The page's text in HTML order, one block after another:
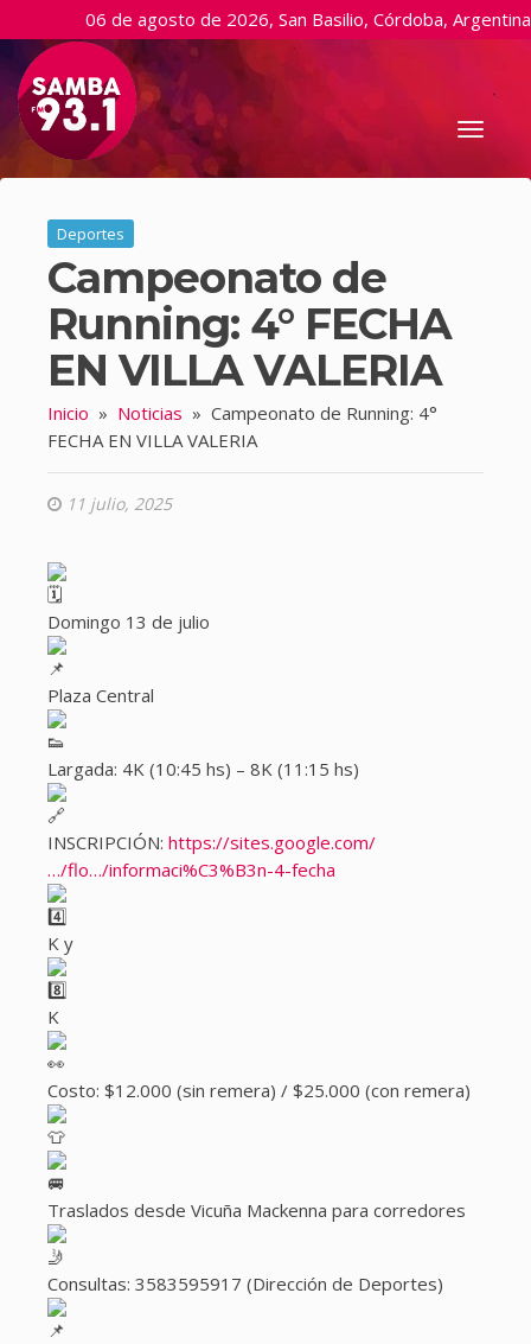
06 de agosto de 2026, San Basilio, Córdoba, Argentina
Deportes
Campeonato de
Running: 4° FECHA
EN VILLA VALERIA
Inicio » Noticias » Campeonato de Running: 4°
FECHA EN VILLA VALERIA
11 julio, 2025
Domingo 13 de julio
Plaza Central
Largada: 4K (10:45 hs) – 8K (11:15 hs)
INSCRIPCIÓN: https://sites.google.com/
…/flo…/informaci%C3%B3n-4-fecha
K y
K
Costo: $12.000 (sin remera) / $25.000 (con remera)
Traslados desde Vicuña Mackenna para corredores
Consultas: 3583595917 (Dirección de Deportes)